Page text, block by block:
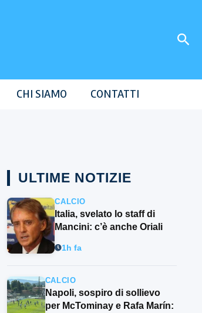
CHI SIAMO CONTATTI
ULTIME NOTIZIE
CALCIO
Italia, svelato lo staff di
Mancini: c’è anche Oriali
1h fa
CALCIO
Napoli, sospiro di sollievo
per McTominay e Rafa Marín: